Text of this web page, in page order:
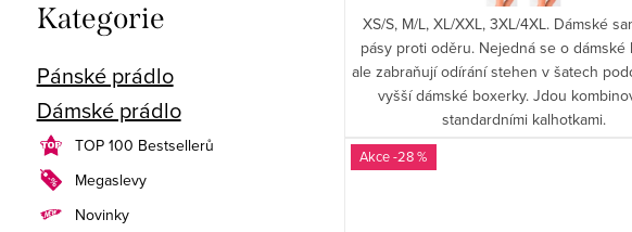
Přeskočit
kategorie
Kategorie
Pánské prádlo
Dámské prádlo
TOP 100 Bestsellerů
Megaslevy
Novinky
XS/S, M/L, XL/XXL, 3XL/4XL. Dámské
pásy proti oděru. Nejedná se o dámské
ale zabraňují odírání stehen v šatech
vyšší dámské boxerky. Jdou
standardními kalhotkami.
-28 %